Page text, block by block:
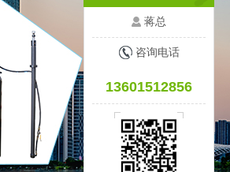
蒋总
咨询电话
13601512856